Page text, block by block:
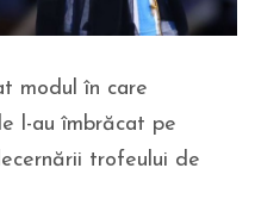
modul în care
l-au îmbrăcat pe
trofeului de